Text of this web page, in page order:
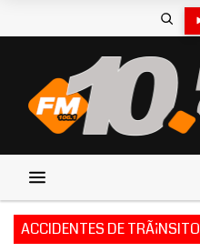
ACCIDENTES DE TRÃ¡NSITO